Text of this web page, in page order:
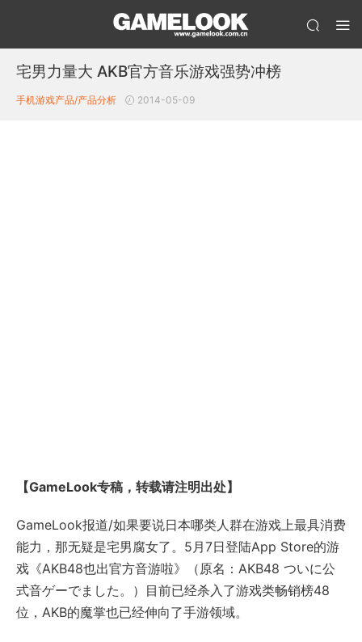
宅男力量大 AKB官方音乐游戏强势冲榜
手机游戏产品/产品分析 2014-05-09
【GameLook专稿，转载请注明出处】
GameLook报道/如果要说日本哪类人群在游戏上最具消费
能力，那无疑是宅男腐女了。5月7日登陆App Store的游
戏《AKB48也出官方音游啦》（原名：AKB48 ついに公
式音ゲーでました。）目前已经杀入了游戏类畅销榜48
位，AKB的魔掌也已经伸向了手游领域。